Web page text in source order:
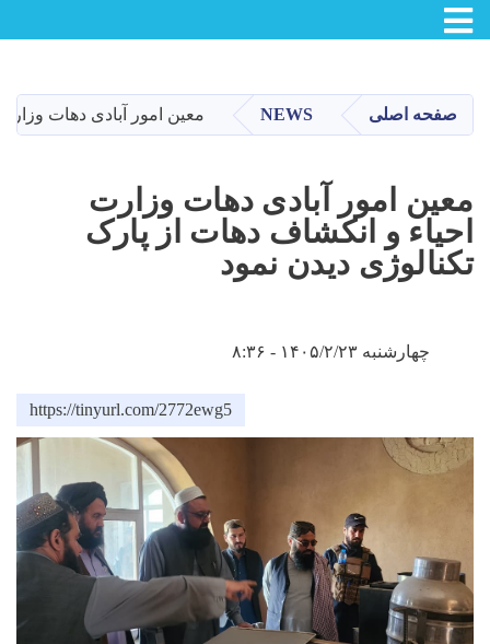
main
content
Toggle navigation
صفحه اصلی NEWS معین امور آبادی دهات
معین امور آبادی دهات وزارت
احیاء و انکشاف دهات از پارک
تکنالوژی دیدن نمود
چهارشنبه ۱۴۰۵/۲/۲۳ - ۸:۳۶
https://tinyurl.com/2772ewg5